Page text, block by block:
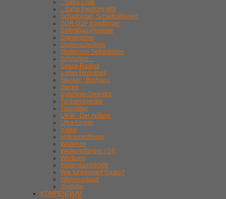
.. Saba-Liste
.. Saba Freiburg WIII
Schaltbilder, Schaltbildlesen
SDR-DSP Empfänger
Selbstbau-Projekte
Signalgeber
Skalenscheiben
Skalenseil Seilantriebe
Schnurlos ...
Spass-Radios
s-plan Bibliothek
Stecker / Buchsen
Stereo
Synchron-Detektor
Tonbandgeräte
Tonmöbel
UKW - Der Anfang
Ultra-Linear
Video
Volksempfänger
Walkman
Weltempfänger / DX
Werbung
Widerstandskode
Wie funktioniert Radio?
Wissensstand
Youtube
KOMPENDIUM